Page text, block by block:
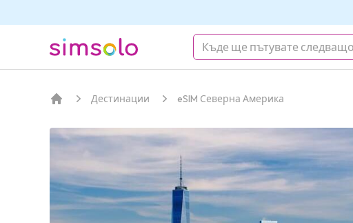
simsolo
Дестинации eSIM Северна Америка